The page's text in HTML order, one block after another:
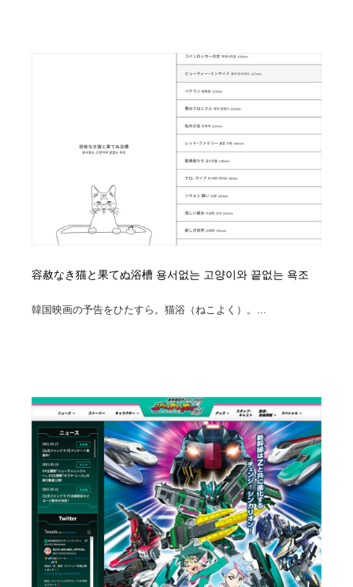
金融・銀行・投資・保険・M&A・商社
起業・事業支援・ボランティア・NPO
起業・事業支援・ボランティア・NPO
8
教育・スクール・保育・幼稚園・小中高・大学・専門学
教育・スクール・保育・幼稚園・小中高・大学・専門学
システム開発・IT・決済・アプリ・ソフトウェア
システム開発・IT・決済・アプリ・ソフトウェア
テクノロジー・AI・人工知能・スマートホーム・オンラ
テクノロジー・AI・人工知能・スマートホーム・オンラ
イン
74
日本伝統：着物・織物・舞踊・歌舞伎・茶道・華道・書
道
日本伝統：着物・織物・舞踊・歌舞伎・茶道・華道・書
音楽・アーティスト・楽器・舞台・演劇・ミュージカ
ル・ダンス
芸能人・俳優・女優・タレント・モデル・芸能事務所
芸能人・俳優・女優・タレント・モデル・芸能事務所
キャンペーン・イベント・ワークショップ・コンペティ
ション
キャンペーン・イベント・ワークショップ・コンペティ
ション
77
マッチングサービス
マッチングサービス
22
アート・芸術・美術館・美術展・博物館・ギャラリー
アート・芸術・美術館・美術展・博物館・ギャラリー
383
鉛筆画・木炭画・デッサン・クロッキー 15
容赦なき猫と果てぬ浴槽 용서없는 고양이와 끝없는 욕조
韓国映画の予告をひたすら。猫浴（ねこよく）。...